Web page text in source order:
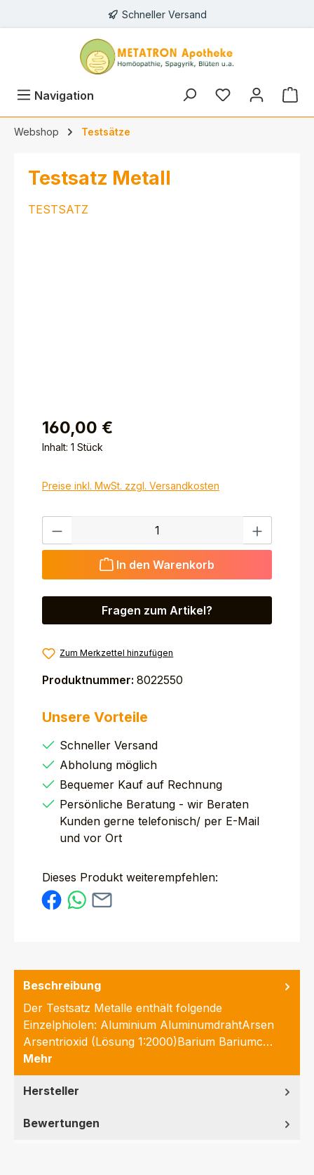
Schneller Versand
Navigation
Webshop Testsätze
Testsatz Metall
TESTSATZ
160,00 €
Inhalt: 1 Stück
Preise inkl. MwSt. zzgl. Versandkosten
Produkt Anzahl: Gib den gewünschten Wert ein
In den Warenkorb
Fragen zum Artikel?
Zum Merkzettel hinzufügen
Produktnummer: 8022550
Unsere Vorteile
Schneller Versand
Abholung möglich
Bequemer Kauf auf Rechnung
Persönliche Beratung - wir Beraten
Kunden gerne telefonisch/ per E-Mail
und vor Ort
Dieses Produkt weiterempfehlen:
Beschreibung
Der Testsatz Metalle enthält folgende
Einzelphiolen: Aluminium AluminumdrahtArsen
Arsentrioxid (Lösung 1:2000)Barium Bariumc…
Mehr
Hersteller
Bewertungen